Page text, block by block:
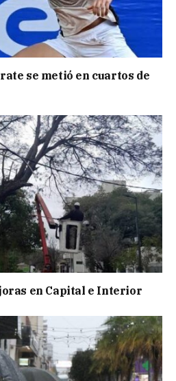
se metió en cuartos de
en Capital e Interior